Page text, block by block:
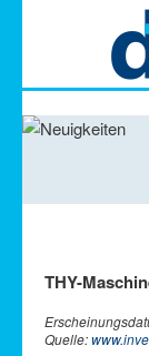
THY-
Quelle: